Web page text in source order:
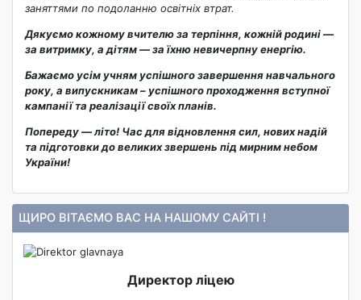
ЩИРО ВІТАЄМО ВАС НА НАШОМУ САЙТІ !
Директор ліцею
заняттями по подоланню освітніх втрат.
Дякуємо кожному вчителю за терпіння, кожній родині —
за витримку, а дітям — за їхню невичерпну енергію.
Бажаємо усім учням успішного завершення навчального
року, а випускникам – успішного проходження вступної
кампанії та реалізації своїх планів.
Попереду — літо! Час для відновлення сил, нових надій
та підготовки до великих звершень під мирним небом
України!